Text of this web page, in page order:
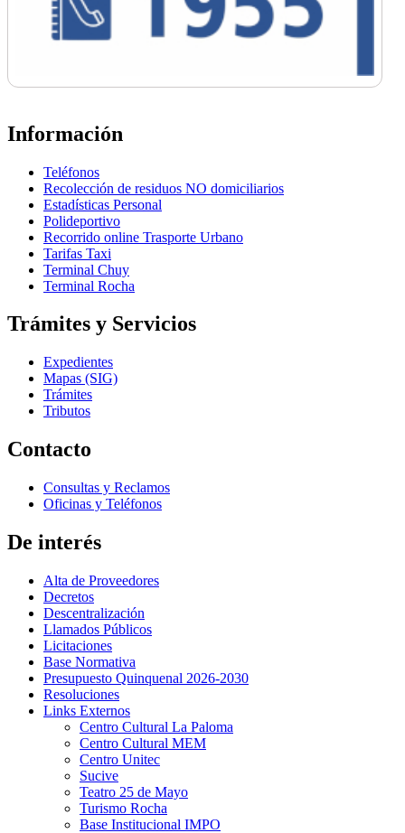
Información
Teléfonos
Recolección de residuos NO domiciliarios
Estadísticas Personal
Polideportivo
Recorrido online Trasporte Urbano
Tarifas Taxi
Terminal Chuy
Terminal Rocha
Trámites y Servicios
Expedientes
Mapas (SIG)
Trámites
Tributos
Contacto
Consultas y Reclamos
Oficinas y Teléfonos
De interés
Alta de Proveedores
Decretos
Descentralización
Llamados Públicos
Licitaciones
Base Normativa
Presupuesto Quinquenal 2026-2030
Resoluciones
Links Externos
Centro Cultural La Paloma
Centro Cultural MEM
Centro Unitec
Sucive
Teatro 25 de Mayo
Turismo Rocha
Base Institucional IMPO